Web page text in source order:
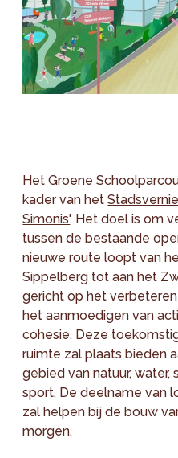
Het Groene
kader van het
Simonis'. Het doel is om
tussen de bestaande
nieuwe route loopt van
Sippelberg tot aan het
gericht op het
het aanmoedigen van
cohesie. Deze
ruimte zal plaats bieden
gebied van natuur,
sport. De deelname van
zal helpen bij de bouw
morgen.